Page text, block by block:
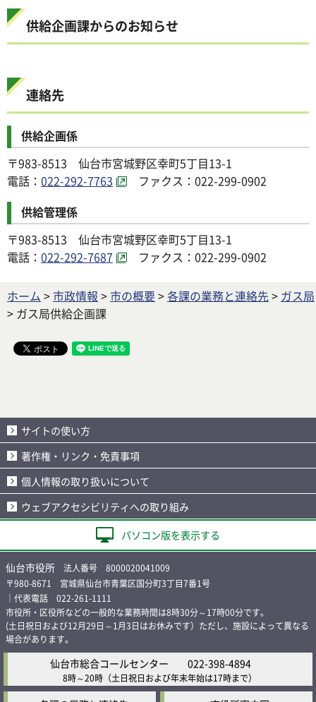
供給企画課からのお知らせ
連絡先
供給企画係
〒983-8513 仙台市宮城野区幸町5丁目13-1
電話： 022-292-7763
ファクス：022-299-0902
供給管理係
〒983-8513 仙台市宮城野区幸町5丁目13-1
電話： 022-292-7687 ファクス：022-299-0902
ホーム >市政情報 >市の概要>各課の業務と連絡先> ガス局
> ガス局供給企画課
サイトの使い方
著作権・リンク・免責事項
個人情報の取り扱いについて
ウェブアクセシビリティへの取り組み
パソコン版を表示する
仙台市役所 法人番号 8000020041009
〒980-8671 宮城県仙台市青葉区国分町3丁目7番1号
｜代表電話 022-261-1111
市役所・区役所などの一般的な業務時間は8時30分～17時00分です。
(土日祝日および12月29日～1月3日はお休みです）ただし、施設によって異なる
場合があります。
仙台市総合コールセンター 022-398-4894
8時～20時 （土日祝日および年末年始は17時まで）